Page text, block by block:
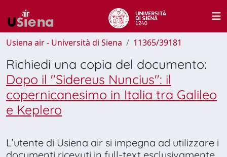
Usiena air - Università di Siena 11365/39181
Richiedi una copia del documento:
Dopo il "Sidereus Nuncius": il
copernicanesimo in Italia tra Galileo
e Keplero
L’utente di Usiena air si impegna ad utilizzare i